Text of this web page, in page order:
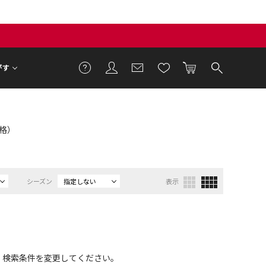
す
シーズン 指定しない 表示
索条件を変更してください。